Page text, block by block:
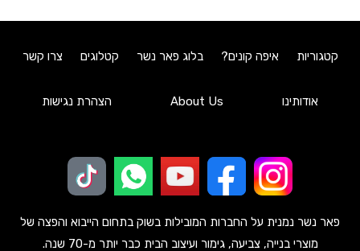
קטגוריות איפה קונים? בלוג פאר נשר קטלוגים צרו קשר
אודותינו About Us הצהרת נגישות
פאר נשר נמנית על החברות המובילות בשוק בתחום הייבוא והפצה של
מוצרי בנייה, צביעה, גימור ועיצוב הבית כבר יותר מ-70 שנה.